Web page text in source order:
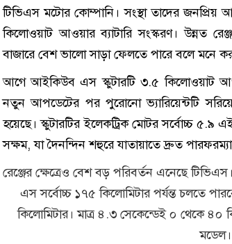
টিভিএস মটোর কোম্পানি। সংস্থা তাদের
কিলোওয়াট আওয়ার ব্যাটারি সংস্করণ। উন্নত
বাজারে বেশ ভালো সাড়া ফেলতে পারে বলে মনে
আগে আইকিউব এস স্কুটারটি ৩.৫ কিলোওয়াট
নতুন আপডেটের পর পুরোনো ভ্যারিয়েন্টটি
হয়েছে। স্কুটারটির ইলেকট্রিক মোটর সর্বোচ্চ
সক্ষম, যা দৈনন্দিন শহুরে যাতায়াতে দ্রুত
রেঞ্জের ক্ষেত্রেও বেশ বড় পরিবর্তন এনেছে
এস সর্বোচ্চ ১৭৫ কিলোমিটার পর্যন্ত চলতে
কিলোমিটার। মাত্র ৪.৩ সেকেন্ডেই ০ থেকে
মডেল।